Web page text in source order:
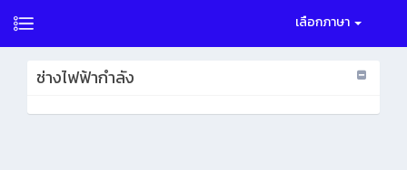
เลือกภาษา
ช่างไฟฟ้ากำลัง